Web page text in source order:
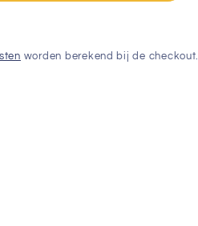
worden berekend bij de checkout.